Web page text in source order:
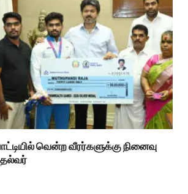
வென்ற வீரர்களுக்கு நினைவு